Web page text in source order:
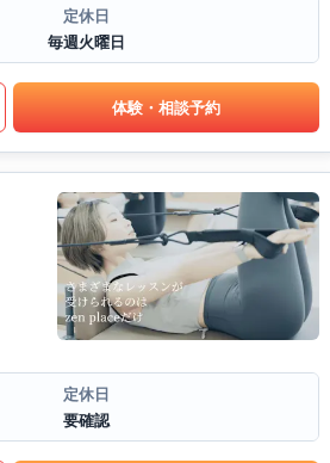
定休日
毎週火曜日
体験・相談予約
定休日
要確認